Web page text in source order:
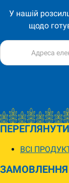
У нашій
щодо
ПЕРЕГЛЯНУТИ
ВСІ